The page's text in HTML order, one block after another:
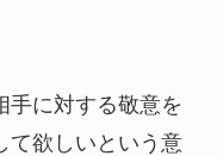
手に対する敬意を
て欲しいという意